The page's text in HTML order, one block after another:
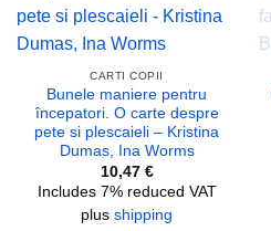
wishlist
CARTI COPII
Bunele maniere pentru
începatori. O carte despre
pete si plescaieli – Kristina
Dumas, Ina Worms
10,47 €
Includes 7% reduced VAT
plus shipping